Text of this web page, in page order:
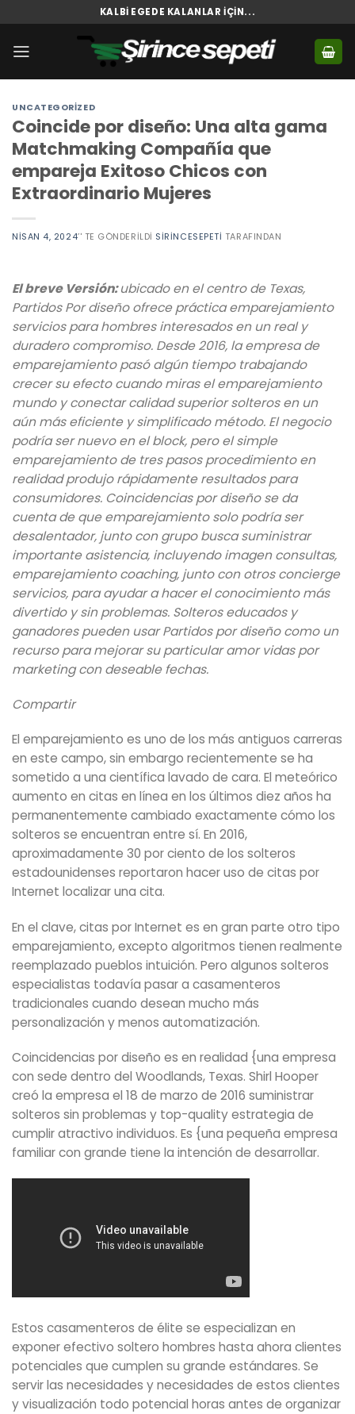
to
content
KALBI EGEDE KALANLAR İÇIN...
UNCATEGORIZED
Coincide por diseño: Una alta gama
Matchmaking Compañía que
empareja Exitoso Chicos con
Extraordinario Mujeres
NISAN 4, 2024’' TE GÖNDERILDI SIRINCESEPETI TARAFINDAN
El breve Versión:ubicado en el centro de Texas,
Partidos Por diseño ofrece práctica emparejamiento
servicios para hombres interesados ​​en un real y
duradero compromiso. Desde 2016, la empresa de
emparejamiento pasó algún tiempo trabajando
crecer su efecto cuando miras el emparejamiento
mundo y conectar calidad superior solteros en un
aún más eficiente y simplificado método. El negocio
podría ser nuevo en el block, pero el simple
emparejamiento de tres pasos procedimiento en
realidad produjo rápidamente resultados para
consumidores. Coincidencias por diseño se da
cuenta de que emparejamiento solo podría ser
desalentador, junto con grupo busca suministrar
importante asistencia, incluyendo imagen consultas,
emparejamiento coaching, junto con otros concierge
servicios, para ayudar a hacer el conocimiento más
divertido y sin problemas. Solteros educados y
ganadores pueden usar Partidos por diseño como un
recurso para mejorar su particular amor vidas por
marketing con deseable fechas.
Compartir
El emparejamiento es uno de los más antiguos carreras
en este campo, sin embargo recientemente se ha
sometido a una científica lavado de cara. El meteórico
aumento en citas en línea en los últimos diez años ha
permanentemente cambiado exactamente cómo los
solteros se encuentran entre sí. En 2016,
aproximadamente 30 por ciento de los solteros
estadounidenses reportaron hacer uso de citas por
Internet localizar una cita.
En el clave, citas por Internet es en gran parte otro tipo
emparejamiento, excepto algoritmos tienen realmente
reemplazado pueblos intuición. Pero algunos solteros
especialistas todavía pasar a casamenteros
tradicionales cuando desean mucho más
personalización y menos automatización.
Coincidencias por diseño es en realidad {una empresa
con sede dentro del Woodlands, Texas. Shirl Hooper
creó la empresa el 18 de marzo de 2016 suministrar
solteros sin problemas y top-quality estrategia de
cumplir atractivo individuos. Es {una pequeña empresa
familiar con grande tiene la intención de desarrollar.
Estos casamenteros de élite se especializan en
exponer efectivo soltero hombres hasta ahora clientes
potenciales que cumplen su grande estándares. Se
servir las necesidades y necesidades de estos clientes
y visualización todo potencial horas antes de organizar